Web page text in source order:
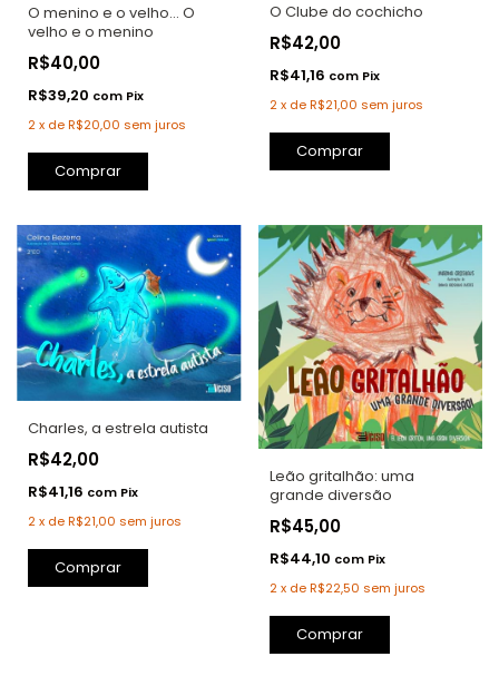
O menino e o velho... O
velho e o menino
R$40,00
R$39,20 com Pix
2x deR$20,00 sem juros
O Clube do cochicho
R$42,00
R$41,16 com Pix
2 x deR$21,00 sem juros
Comprar
Charles, a estrela autista
R$42,00
R$41,16 com Pix
2x deR$21,00 sem juros
Comprar
Leão gritalhão: uma
grande diversão
R$45,00
R$44,10 com Pix
2 x deR$22,50 sem juros